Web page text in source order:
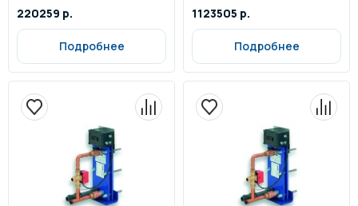
220259 р.
Подробнее
1123505 р.
Подробнее